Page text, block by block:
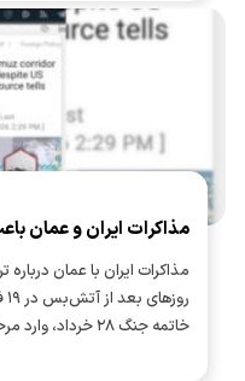
مذاکرات ایران و عمان
مذاکرات ایران با عمان درباره
خاتمه جنگ ۲۸ خرداد، وارد مرحله جدی‌تری شد.